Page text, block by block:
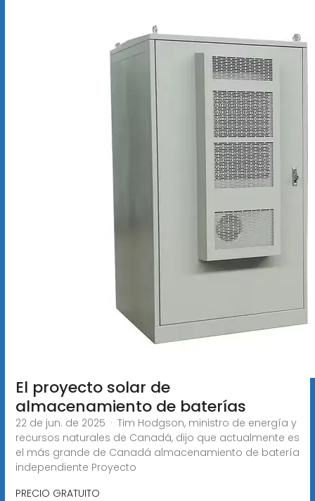
El proyecto solar de
almacenamiento de baterías
22 de jun. de 2025 · Tim Hodgson, ministro de energía y
recursos naturales de Canadá, dijo que actualmente es
el más grande de Canadá almacenamiento de batería
independiente Proyecto
PRECIO GRATUITO